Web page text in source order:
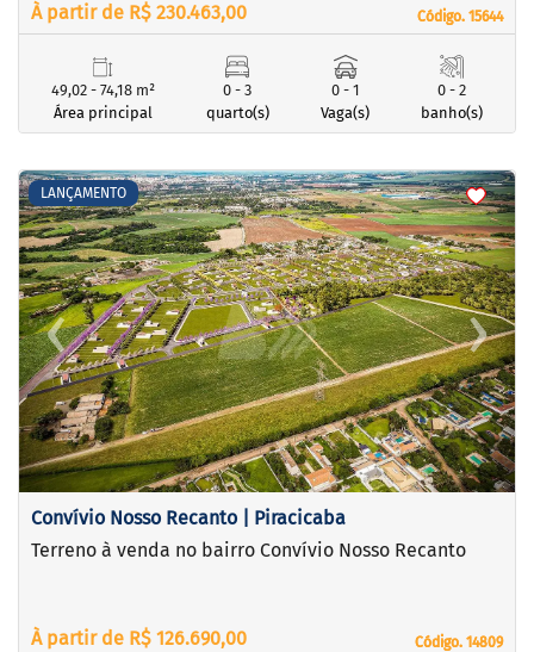
Código. 15644
Código. 15644
À partir de R$ 230.463,00
49,02 - 74,18 m²
Área principal
0 - 3
quarto(s)
0 - 1
Vaga(s)
0 - 2
banho(s)
LANÇAMENTO
<<<<
‹Previous ›Next
Convívio Nosso Recanto | Piracicaba
Código. 14809
Código. 14809
Terreno à venda no bairro Convívio Nosso Recanto
À partir de R$ 126.690,00